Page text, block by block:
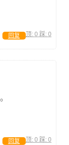
顶: 0 踩: 0
回复
顶: 0 踩: 0
回复